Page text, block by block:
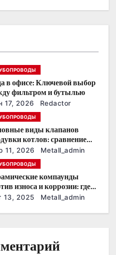
в офисе: Ключевой выбор
фильтром и бутылью
17, 2026 Redactor
виды клапанов
котлов: сравнение
и характеристик
11, 2026 Metall_admin
компаунды
износа и коррозии: где
работают эффективнее
13, 2025 Metall_admin